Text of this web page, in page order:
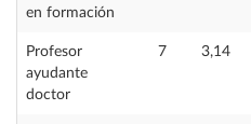
en formación
Profesor
ayudante
doctor
7 3,14